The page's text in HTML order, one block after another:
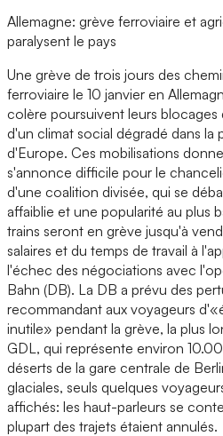
Allemagne: grève ferroviaire et
paralysent le pays
Une grève de trois jours des
ferroviaire le 10 janvier en
colère poursuivent leurs blocages
d'un climat social dégradé dans la
d'Europe. Ces mobilisations
s'annonce difficile pour le
d'une coalition divisée, qui se
affaiblie et une popularité au plus
trains seront en grève jusqu'à
salaires et du temps de travail à
l'échec des négociations avec
Bahn (DB). La DB a prévu des
recommandant aux voyageurs
inutile» pendant la grève, la plus
GDL, qui représente environ
déserts de la gare centrale de
glaciales, seuls quelques
affichés: les haut-parleurs se
plupart des trajets étaient annulés.